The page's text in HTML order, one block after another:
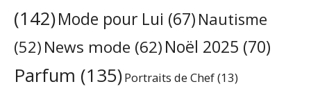
(142)Mode pour Lui (67) Nautisme
(52) News mode (62)Noël 2025 (70)
Parfum (135)Portraits de Chef(13)